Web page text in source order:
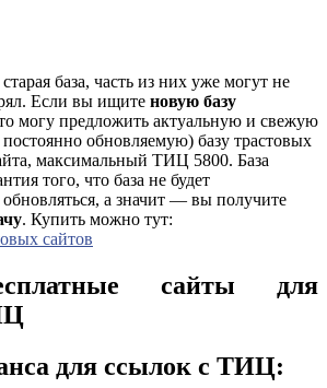
база, часть из них уже могут не
Если вы ищите новую базу
могу предложить актуальную и свежую
обновляемую) базу трастовых
максимальный ТИЦ 5800. База
того, что база не будет
обновляться, а значит — вы получите
. Купить можно тут:
сайты для
для ссылок с ТИЦ: